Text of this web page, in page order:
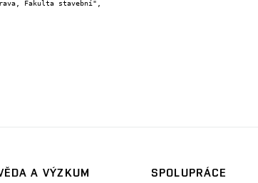
A VÝZKUM
SPOLUPRÁCE